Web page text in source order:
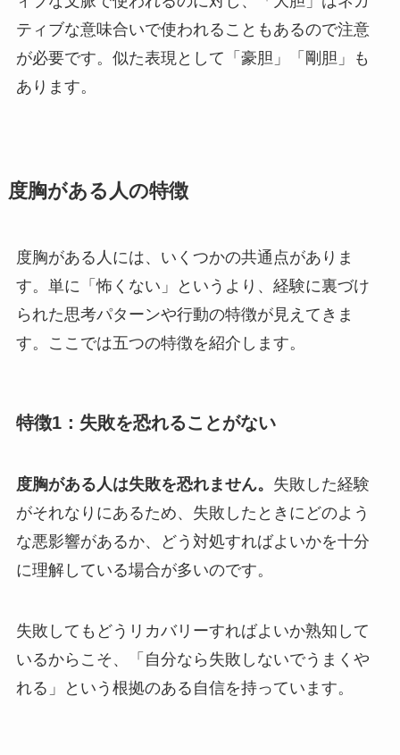
ティブな意味合いで使われることもあるので注意
が必要です。似た表現として「豪胆」「剛胆」も
あります。
度胸がある人の特徴
度胸がある人には、いくつかの共通点がありま
す。単に「怖くない」というより、経験に裏づけ
られた思考パターンや行動の特徴が見えてきま
す。ここでは五つの特徴を紹介します。
特徴1：失敗を恐れることがない
度胸がある人は失敗を恐れません。 失敗した経験
がそれなりにあるため、失敗したときにどのよう
な悪影響があるか、どう対処すればよいかを十分
に理解している場合が多いのです。
失敗してもどうリカバリーすればよいか熟知して
いるからこそ、「自分なら失敗しないでうまくや
れる」という根拠のある自信を持っています。